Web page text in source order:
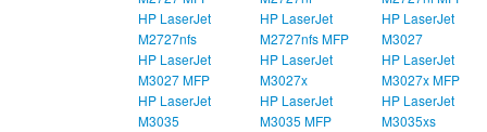
HP LaserJet
M2727nfs
HP LaserJet
M2727nfs MFP
HP LaserJet
M3027
HP LaserJet
M3027 MFP
HP LaserJet
M3027x
HP LaserJet
M3027x MFP
HP LaserJet
M3035
HP LaserJet
M3035 MFP
HP LaserJet
M3035xs